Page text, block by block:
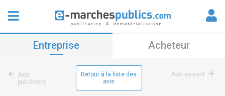
Entreprise Acheteur
Avis
précédent
Retour à la liste des
avis
Avis suivant